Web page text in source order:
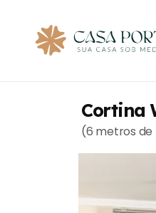
Cortina
(6 metros de